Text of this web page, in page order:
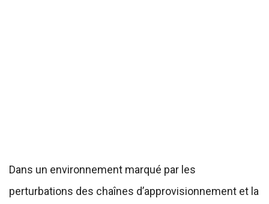
Dans un environnement marqué par les
perturbations des chaînes d’approvisionnement et la